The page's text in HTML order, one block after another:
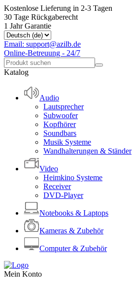
Kostenlose Lieferung in 2-3 Tagen
30 Tage Rückgaberecht
1 Jahr Garantie
Email: support@azilb.de
Online-Betreuung - 24/7
Katalog
Audio
Lautsprecher
Subwoofer
Kopfhörer
Soundbars
Musik Systeme
Wandhalterungen & Ständer
Video
Heimkino Systeme
Receiver
DVD-Player
Notebooks & Laptops
Kameras & Zubehör
Computer & Zubehör
Mein Konto